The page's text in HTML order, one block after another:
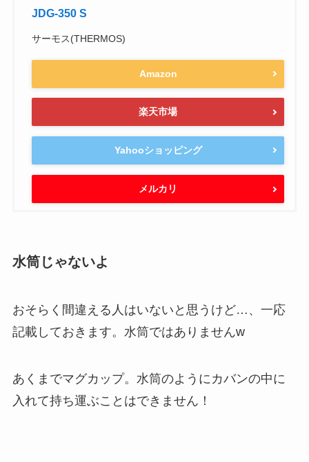
JDG-350 S
サーモス(THERMOS)
Amazon
楽天市場
Yahooショッピング
メルカリ
水筒じゃないよ
おそらく間違える人はいないと思うけど…、一応
記載しておきます。水筒ではありませんw
あくまでマグカップ。水筒のようにカバンの中に
入れて持ち運ぶことはできません！